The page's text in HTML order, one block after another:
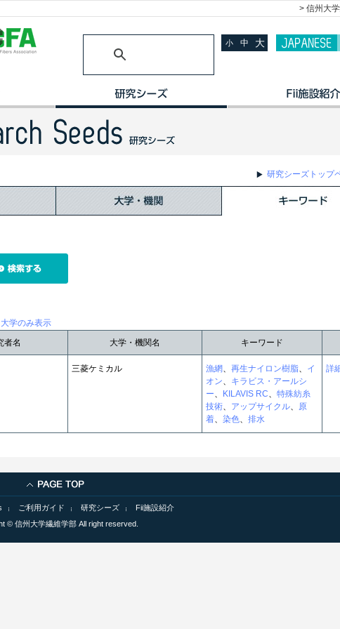
> 信州大
小 中 大
研究シーズトップ
大学のみ表示
者名 大学・機関名 キーワード
三菱ケミカル 漁網、 再生ナイロン樹脂、 イ
オン、 キラビス・アールシ
ー、 KILAVIS RC、 特殊紡糸
技術、 アップサイクル、 原
着、 染色、 排水
詳
ご利用ガイド 研究シーズ
Fii施設紹介
© 信州大学繊維学部 All right reserved.